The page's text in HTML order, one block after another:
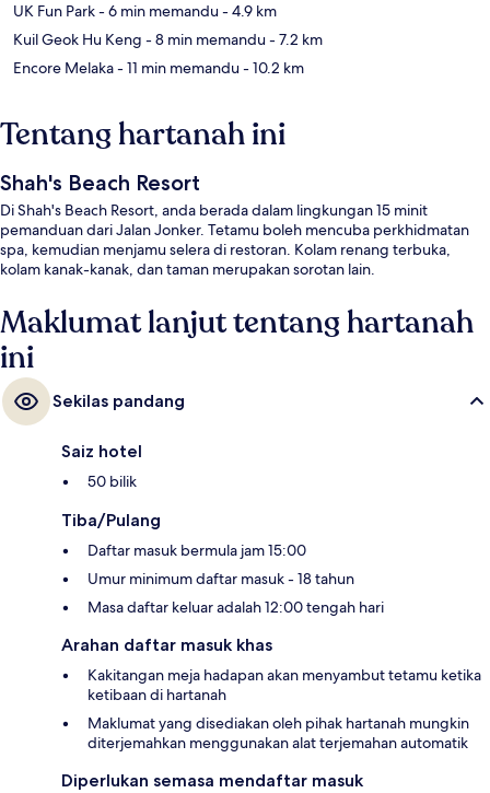
UK Fun Park- 6 min memandu- 4.9 km
Kuil Geok Hu Keng - 8 min memandu- 7.2 km
Encore Melaka- 11 min memandu- 10.2 km
Tentang hartanah ini
Shah's Beach Resort
Di Shah's Beach Resort, anda berada dalam lingkungan 15 minit
pemanduan dari Jalan Jonker. Tetamu boleh mencuba perkhidmatan
spa, kemudian menjamu selera di restoran. Kolam renang terbuka,
kolam kanak-kanak, dan taman merupakan sorotan lain.
Maklumat lanjut tentang hartanah
ini
Sekilas pandang
Saiz hotel
50 bilik
Tiba/Pulang
Daftar masuk bermula jam 15:00
Umur minimum daftar masuk - 18 tahun
Masa daftar keluar adalah 12:00 tengah hari
Arahan daftar masuk khas
Kakitangan meja hadapan akan menyambut tetamu ketika
ketibaan di hartanah
Maklumat yang disediakan oleh pihak hartanah mungkin
diterjemahkan menggunakan alat terjemahan automatik
Diperlukan semasa mendaftar masuk